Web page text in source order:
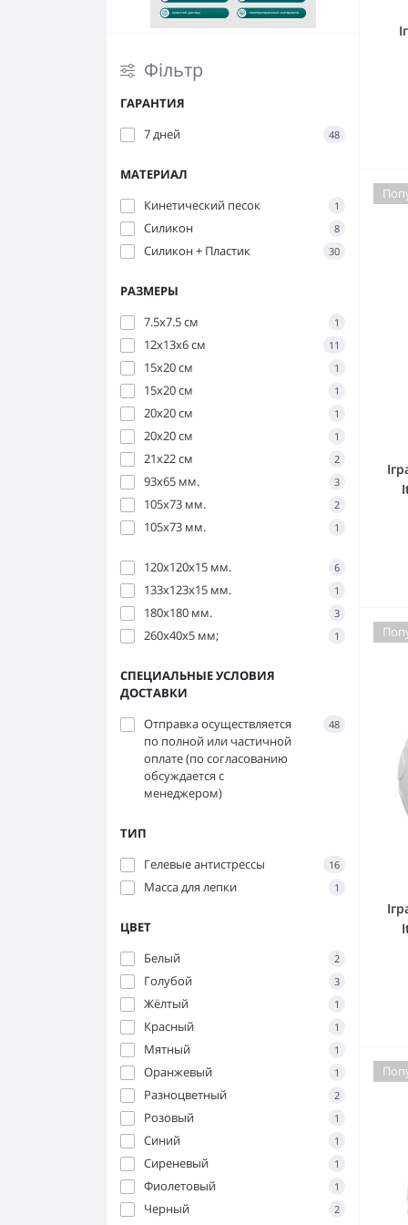
Фільтр
ГАРАНТИЯ
7 дней
48
МАТЕРИАЛ
Кинетический песок
1
Силикон 8
Силикон + Пластик 30
РАЗМЕРЫ
7.5х7.5 см
1
12х13х6 см 11
15x20 см 1
15х20 см 1
20x20 см 1
20х20 см 1
21х22 см 2
93х65 мм. 3
105х73 мм. 2
105х73 мм. 1
120х120х15 мм. 6
133х123х15 мм. 1
180х180 мм. 3
260х40х5 мм; 1
СПЕЦИАЛЬНЫЕ УСЛОВИЯ
ДОСТАВКИ
Отправка осуществляется
по полной или частичной
оплате (по согласованию
обсуждается с
менеджером)
48
ТИП
Гелевые антистрессы
16
Масса для лепки 1
ЦВЕТ
Белый
2
Голубой 3
Жёлтый 1
Красный 1
Мятный 1
Оранжевый 1
Разноцветный 2
Розовый 1
Синий 1
Сиреневый 1
Фиолетовый 1
Черный 2